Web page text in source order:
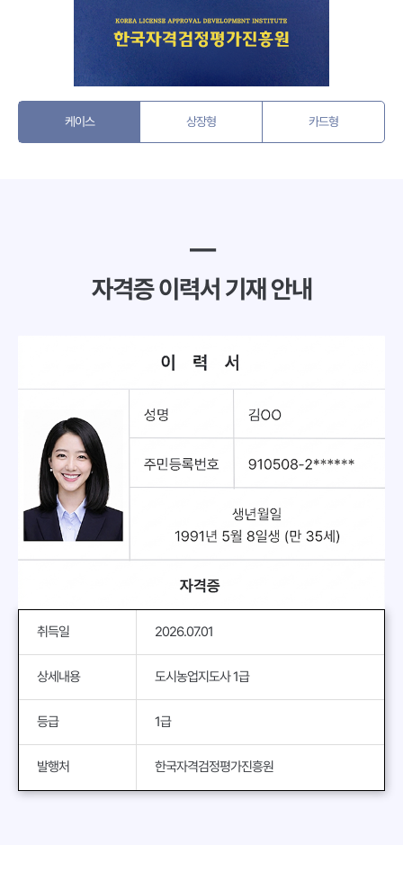
케이스 상장형 카드형
━
자격증 이력서 기재 안내
취득일 2026.07.01
상세내용 도시농업지도사 1급
등급 1급
발행처 한국자격검정평가진흥원